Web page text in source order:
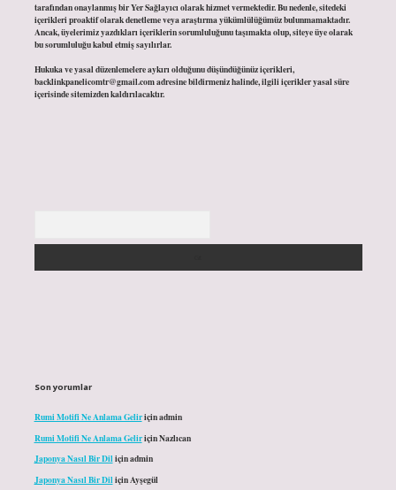
tarafından onaylanmış bir Yer Sağlayıcı olarak hizmet vermektedir. Bu nedenle, sitedeki
içerikleri proaktif olarak denetleme veya araştırma yükümlülüğümüz bulunmamaktadır.
Ancak, üyelerimiz yazdıkları içeriklerin sorumluluğunu taşımakta olup, siteye üye olarak
bu sorumluluğu kabul etmiş sayılırlar.
Hukuka ve yasal düzenlemelere aykırı olduğunu düşündüğünüz içerikleri,
backlinkpanelicomtr@gmail.comadresine bildirmeniz halinde, ilgili içerikler yasal süre
içerisinde sitemizden kaldırılacaktır.
Son yorumlar
Rumi Motifi Ne Anlama Geliriçinadmin
Rumi Motifi Ne Anlama GeliriçinNazlıcan
Japonya Nasıl Bir Diliçinadmin
Japonya Nasıl Bir DiliçinAyşegül